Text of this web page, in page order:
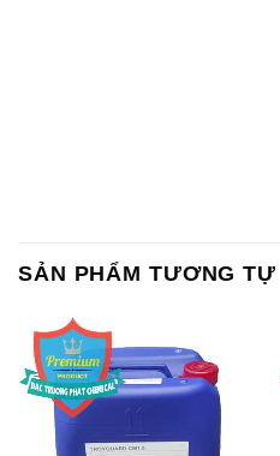
SẢN PHẨM TƯƠNG TỰ